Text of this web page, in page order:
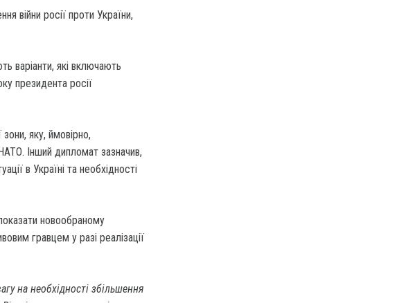
війни росії проти України,
варіанти, які включають
президента росії
яку, ймовірно,
Інший дипломат зазначив,
в Україні та необхідності
новообраному
гравцем у разі реалізації
на необхідності збільшення